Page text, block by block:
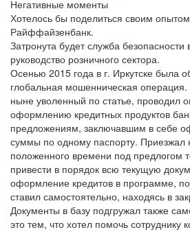
Негативные моменты
Хотелось бы поделиться своим
Райффайзенбанк.
Затронута будет служба безопасности
руководство розничного сектора.
Осенью 2015 года в г. Иркутске была
глобальная мошенническая
ныне уволенный по статье, проводил
оформлению кредитных продуктов
предложениям, заключавшим в себе
суммы по одному паспорту. Приезжал
положенного времени под предлогом
привести в порядок всю текущую
оформление кредитов в программе,
ставил самостоятельно, находясь в
Документы в базу подгружал также
это тем, что хотел помочь сотруднику